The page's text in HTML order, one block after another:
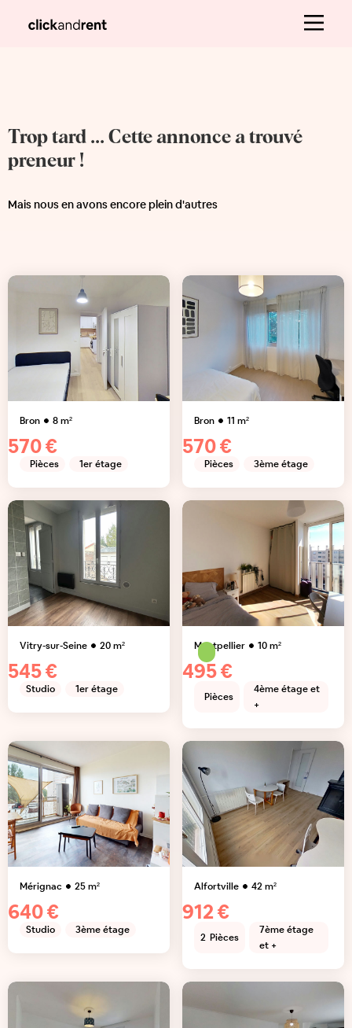
Trop tard ... Cette annonce a trouvé
preneur !
Mais nous en avons encore plein d'autres
Bron 8m²
570 €
Pièces 1er étage
Bron 11 m²
570 €
Pièces 3ème étage
Vitry-sur-Seine 20m²
545 €
Studio 1er étage
Montpellier 10m²
495 €
Pièces
4ème étage et
+
Mérignac 25m²
640 €
Studio 3ème étage
Alfortville 42m²
912 €
2 Pièces
7ème étage
et +